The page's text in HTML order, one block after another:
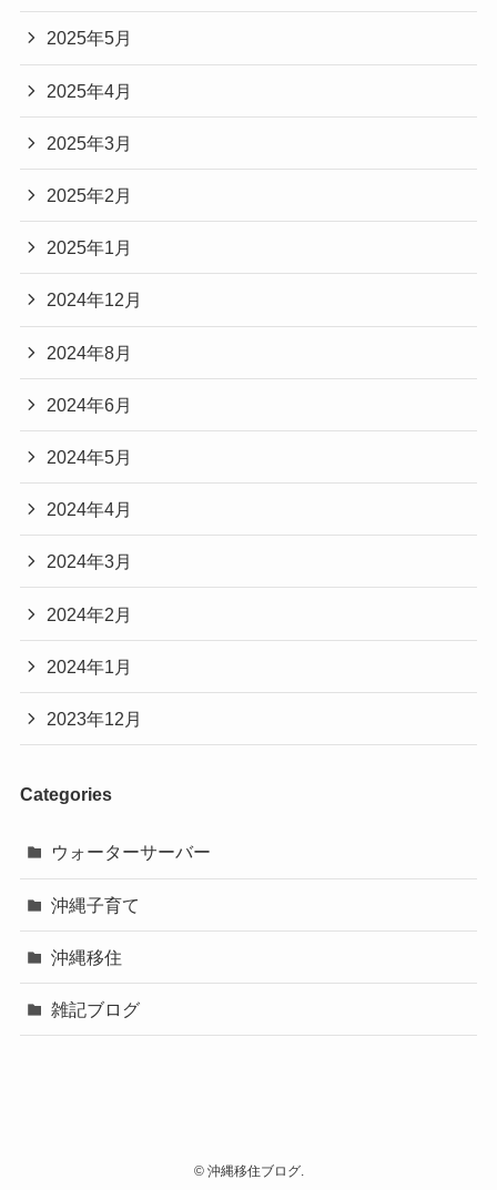
2025年5月
2025年4月
2025年3月
2025年2月
2025年1月
2024年12月
2024年8月
2024年6月
2024年5月
2024年4月
2024年3月
2024年2月
2024年1月
2023年12月
Categories
ウォーターサーバー
沖縄子育て
沖縄移住
雑記ブログ
©沖縄移住ブログ.